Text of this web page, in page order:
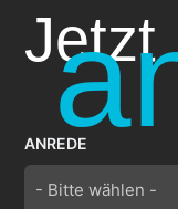
Jetzt
ANREDE
- Bitte wählen -